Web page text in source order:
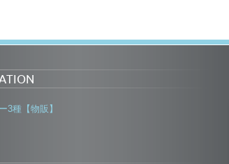
3種【物販】